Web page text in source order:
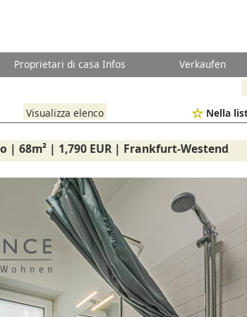
Proprietari di casa Infos Verkaufen
Visualizza elenco Nella
| 68m² | 1,790 EUR | Frankfurt-Westend